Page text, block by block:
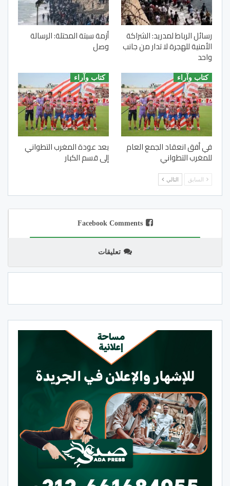
رسائل الرباط لمدريد: الشراكة
الأمنية للهجرة لا تدار من جانب
واحد
أزمة سبتة المحتلة: الرسالة
وصل
كتاب وآراء
في أفق انعقاد الجمع العام
للمغرب التطواني
كتاب وآراء
بعد عودة المغرب التطواني
إلى قسم الكبار
السابق التالي
Facebook Comments
تعليقات